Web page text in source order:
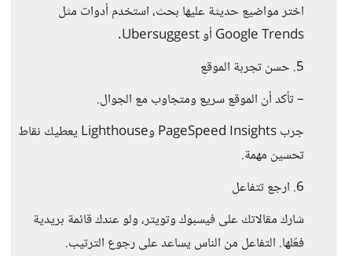
اختر مواضيع حديثة عليها بحث، استخدم أدوات مثل
Google Trends أو Ubersuggest.
5. حسن تجربة الموقع
– تأكد أن الموقع سريع ومتجاوب مع الجوال.
جرب PageSpeed Insights وLighthouse يعطيك نقاط
تحسين مهمة.
6. ارجع تتفاعل
شارك مقالاتك على فيسبوك وتويتر، ولو عندك قائمة بريدية
فعّلها. التفاعل من الناس يساعد على رجوع الترتيب.